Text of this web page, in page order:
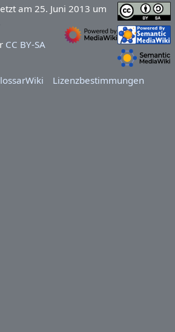
am 25. Juni 2013 um
CC BY-SA
Lizenzbestimmungen